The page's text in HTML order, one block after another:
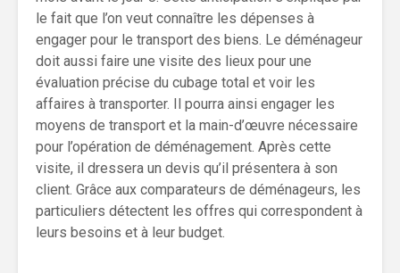
le fait que l’on veut connaître les dépenses à
engager pour le transport des biens. Le déménageur
doit aussi faire une visite des lieux pour une
évaluation précise du cubage total et voir les
affaires à transporter. Il pourra ainsi engager les
moyens de transport et la main-d’œuvre nécessaire
pour l’opération de déménagement. Après cette
visite, il dressera un devis qu’il présentera à son
client. Grâce aux comparateurs de déménageurs, les
particuliers détectent les offres qui correspondent à
leurs besoins et à leur budget.